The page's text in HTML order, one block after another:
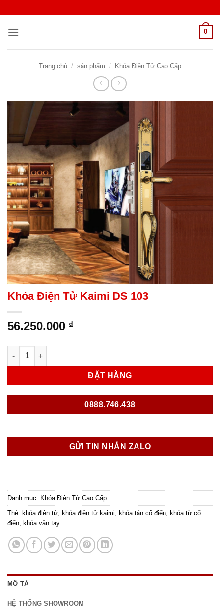
nội
0
Trang chủ / sản phẩm / Khóa Điện Tử Cao Cấp
Khóa Điện Tử Kaimi DS 103
56.250.000 ₫
Khóa Điện Tử Kaimi DS 103 số lượng
ĐẶT HÀNG
0888.746.438
GỬI TIN NHẮN ZALO
Danh mục: Khóa Điện Tử Cao Cấp
Thẻ: khóa điện tử, khóa điện tử kaimi, khóa tân cổ điển, khóa từ cổ
điển, khóa vân tay
MÔ TẢ
HỆ THỐNG SHOWROOM